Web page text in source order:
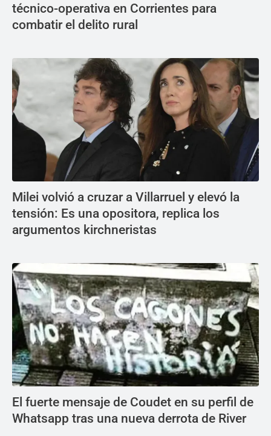
técnico-operativa en Corrientes para
combatir el delito rural
Milei volvió a cruzar a Villarruel y elevó la
tensión: Es una opositora, replica los
argumentos kirchneristas
El fuerte mensaje de Coudet en su perfil de
Whatsapp tras una nueva derrota de River